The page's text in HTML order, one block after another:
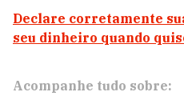
Declare corretamente
seu dinheiro quando
Acompanhe tudo sobre: